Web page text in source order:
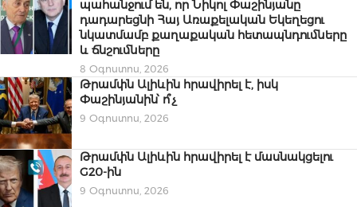
պահանջում են, որ Նիկոլ Փաշինյանը
դադարեցնի Հայ Առաքելական Եկեղեցու
նկատմամբ քաղաքական հետապնդումները
և ճնշումները
8 Օգոստոս, 2026
Թրամփն Ալիևին հրավիրել է, իսկ
Փաշինյանին՝ ո՞չ
9 Օգոստոս, 2026
Թրամփն Ալիևին հրավիրել է մասնակցելու
G20-ին
9 Օգոստոս, 2026